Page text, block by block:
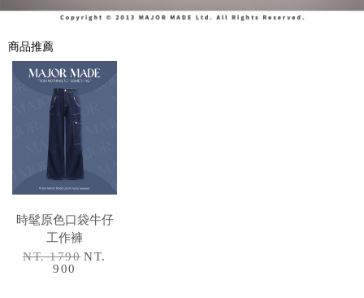
商品推薦
時髦原色口袋牛仔
工作褲
NT. 1790 NT.
900